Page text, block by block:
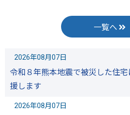
一覧へ
2026年08月07日
令和８年熊本地震で被災した住
援します
2026年08月07日